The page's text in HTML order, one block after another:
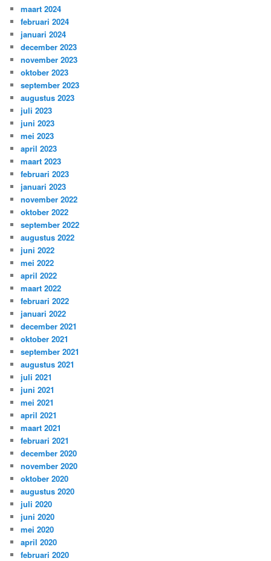
maart 2024
februari 2024
januari 2024
december 2023
november 2023
oktober 2023
september 2023
augustus 2023
juli 2023
juni 2023
mei 2023
april 2023
maart 2023
februari 2023
januari 2023
november 2022
oktober 2022
september 2022
augustus 2022
juni 2022
mei 2022
april 2022
maart 2022
februari 2022
januari 2022
december 2021
oktober 2021
september 2021
augustus 2021
juli 2021
juni 2021
mei 2021
april 2021
maart 2021
februari 2021
december 2020
november 2020
oktober 2020
augustus 2020
juli 2020
juni 2020
mei 2020
april 2020
februari 2020